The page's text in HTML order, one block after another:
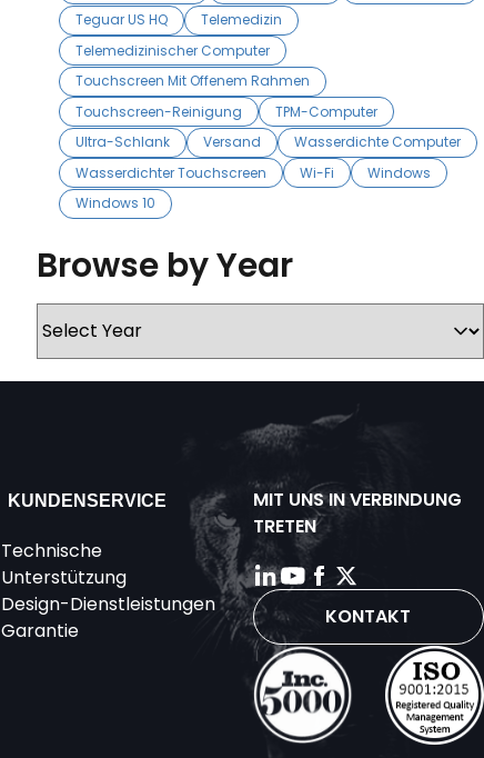
Teguar US HQ
Telemedizin
Telemedizinischer Computer
Touchscreen Mit Offenem Rahmen
Touchscreen-Reinigung
TPM-Computer
Ultra-Schlank
Versand
Wasserdichte Computer
Wasserdichter Touchscreen
Wi-Fi
Windows
Windows 10
Browse by Year
KUNDENSERVICE
Technische
Unterstützung
Design-Dienstleistungen
Garantie
MIT UNS IN VERBINDUNG
TRETEN
KONTAKT